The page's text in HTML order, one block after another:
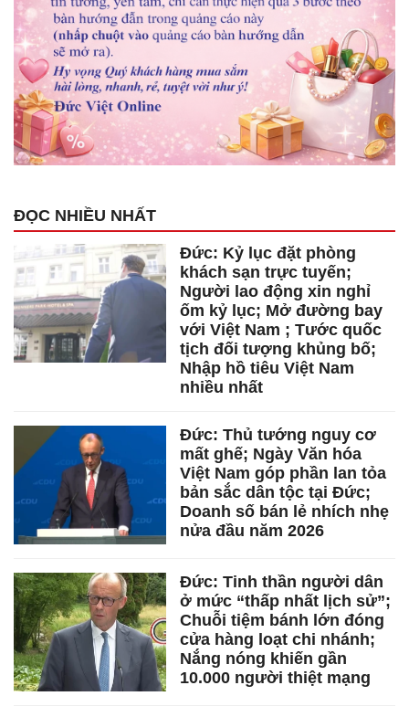
ĐỌC NHIỀU NHẤT
Đức: Kỷ lục đặt phòng
khách sạn trực tuyến;
Người lao động xin nghỉ
ốm kỷ lục; Mở đường bay
với Việt Nam ; Tước quốc
tịch đối tượng khủng bố;
Nhập hồ tiêu Việt Nam
nhiều nhất
Đức: Thủ tướng nguy cơ
mất ghế; Ngày Văn hóa
Việt Nam góp phần lan tỏa
bản sắc dân tộc tại Đức;
Doanh số bán lẻ nhích nhẹ
nửa đầu năm 2026
Đức: Tinh thần người dân
ở mức “thấp nhất lịch sử”;
Chuỗi tiệm bánh lớn đóng
cửa hàng loạt chi nhánh;
Nắng nóng khiến gần
10.000 người thiệt mạng